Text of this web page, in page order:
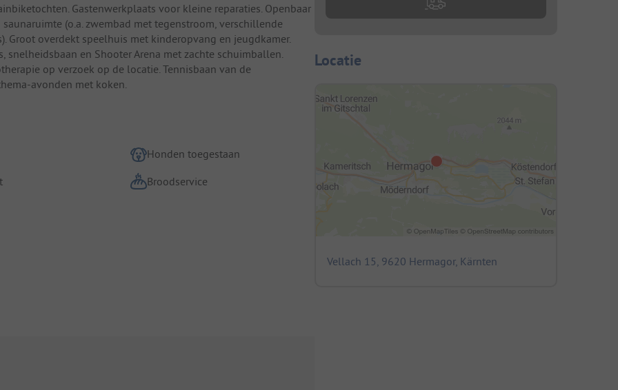
Gastenwerkplaats voor kleine reparaties. Openbaar
(o.a. zwembad met tegenstroom, verschillende
Groot overdekt speelhuis met kinderopvang en jeugdkamer.
en Shooter Arena met zachte schuimballen.
op verzoek op de locatie. Tennisbaan van de
avonden met koken.
Honden toegestaan
Broodservice
Locatie
Vellach 15, 9620 Hermagor, Kärnten